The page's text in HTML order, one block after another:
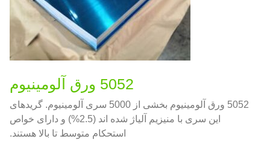
5052 ورق آلومینیوم
5052 ورق آلومینیوم بخشی از 5000 سری آلومینیوم. گریدهای
این سری با منیزیم آلیاژ شده اند (2.5%) و دارای خواص
استحکام متوسط ​​تا بالا هستند.